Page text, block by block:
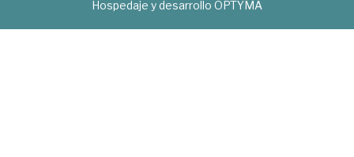
Hospedaje y desarrollo OPTYMA